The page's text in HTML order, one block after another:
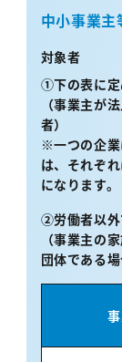
中小事業主
対象者
①下の表に定
（事業主が
者）
※一つの企業
は、それぞ
になります。
②労働者以外
（事業主の
団体である